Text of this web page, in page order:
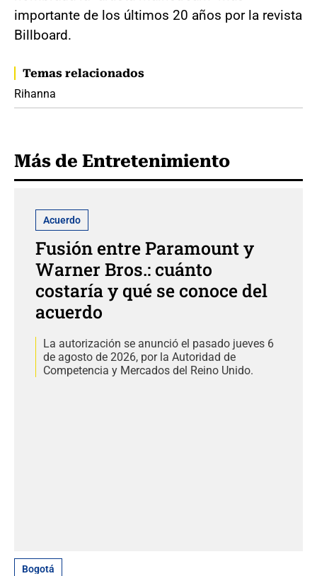
importante de los últimos 20 años por la revista
Billboard.
Temas relacionados
Rihanna
Más de Entretenimiento
Acuerdo
Fusión entre Paramount y
Warner Bros.: cuánto
costaría y qué se conoce del
acuerdo
La autorización se anunció el pasado jueves 6
de agosto de 2026, por la Autoridad de
Competencia y Mercados del Reino Unido.
Bogotá